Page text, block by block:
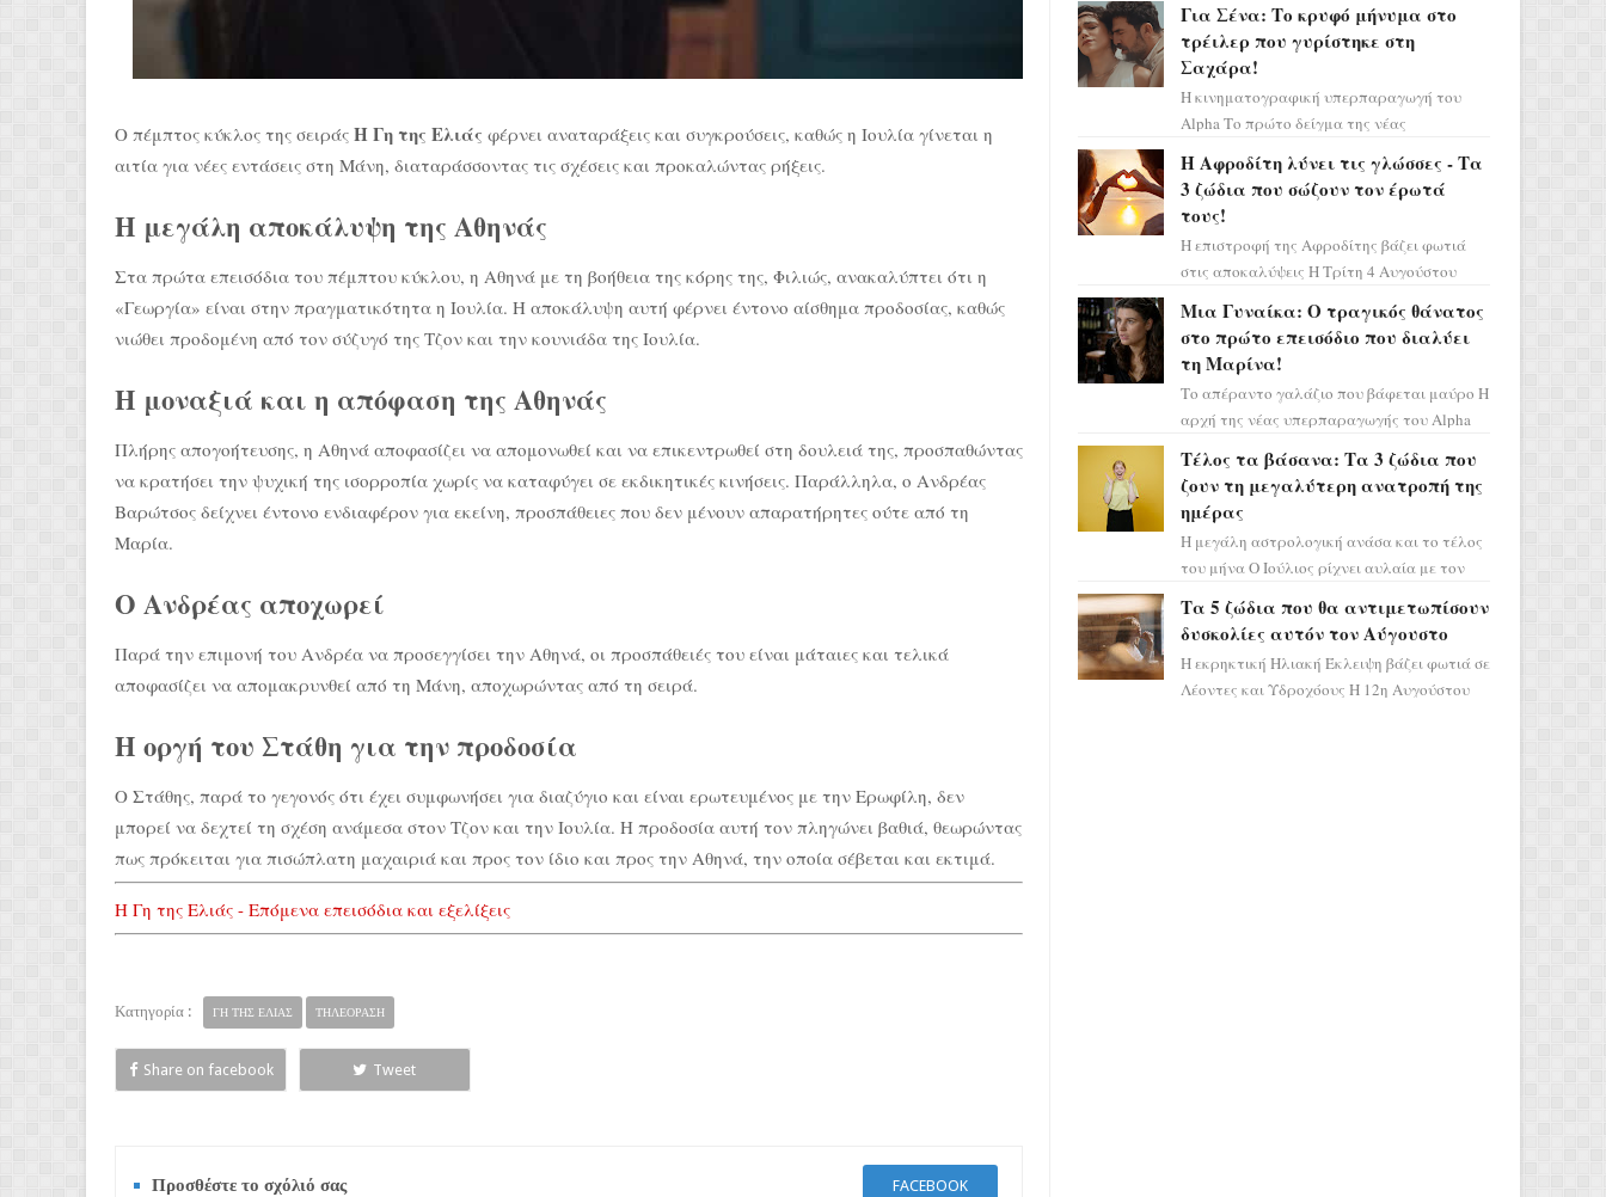
Ο πέμπτος κύκλος της σειράς Η Γη της Ελιάς φέρνει αναταράξεις και συγκρούσεις, καθώς η Ιουλία γίνεται η
αιτία για νέες εντάσεις στη Μάνη, διαταράσσοντας τις σχέσεις και προκαλώντας ρήξεις.
Η μεγάλη αποκάλυψη της Αθηνάς
Στα πρώτα επεισόδια του πέμπτου κύκλου, η Αθηνά με τη βοήθεια της κόρης της, Φιλιώς, ανακαλύπτει ότι η
«Γεωργία» είναι στην πραγματικότητα η Ιουλία. Η αποκάλυψη αυτή φέρνει έντονο αίσθημα προδοσίας, καθώς
νιώθει προδομένη από τον σύζυγό της Τζον και την κουνιάδα της Ιουλία.
Η μοναξιά και η απόφαση της Αθηνάς
Πλήρης απογοήτευσης, η Αθηνά αποφασίζει να απομονωθεί και να επικεντρωθεί στη δουλειά της, προσπαθώντας
να κρατήσει την ψυχική της ισορροπία χωρίς να καταφύγει σε εκδικητικές κινήσεις. Παράλληλα, ο Ανδρέας
Βαρώτσος δείχνει έντονο ενδιαφέρον για εκείνη, προσπάθειες που δεν μένουν απαρατήρητες ούτε από τη
Μαρία.
Ο Ανδρέας αποχωρεί
Παρά την επιμονή του Ανδρέα να προσεγγίσει την Αθηνά, οι προσπάθειές του είναι μάταιες και τελικά
αποφασίζει να απομακρυνθεί από τη Μάνη, αποχωρώντας από τη σειρά.
Η οργή του Στάθη για την προδοσία
Ο Στάθης, παρά το γεγονός ότι έχει συμφωνήσει για διαζύγιο και είναι ερωτευμένος με την Ερωφίλη, δεν
μπορεί να δεχτεί τη σχέση ανάμεσα στον Τζον και την Ιουλία. Η προδοσία αυτή τον πληγώνει βαθιά, θεωρώντας
πως πρόκειται για πισώπλατη μαχαιριά και προς τον ίδιο και προς την Αθηνά, την οποία σέβεται και εκτιμά.
Η Γη της Ελιάς - Επόμενα επεισόδια και εξελίξεις
Κατηγορία : ΓΗ ΤΗΣ ΕΛΙΑΣ ΤΗΛΕΟΡΑΣΗ
Share on facebook Tweet
Προσθέστε το σχόλιό σας FACEBOOK
πάρετε μια βαθιά α...
Για Σένα: Το κρυφό μήνυμα στο
τρέιλερ που γυρίστηκε στη
Σαχάρα!
Η κινηματογραφική υπερπαραγωγή του
Alpha Το πρώτο δείγμα της νέας
η αισθητική του ξεπερνά κάθε π...
Η Αφροδίτη λύνει τις γλώσσες - Τα
3 ζώδια που σώζουν τον έρωτά
τους!
Η επιστροφή της Αφροδίτης βάζει φωτιά
στις αποκαλύψεις Η Τρίτη 4 Αυγούστου
ορόσημο, καθώς η Αφροδίτη πρ...
Μια Γυναίκα: Ο τραγικός θάνατος
στο πρώτο επεισόδιο που διαλύει
τη Μαρίνα!
Το απέραντο γαλάζιο που βάφεται μαύρο Η
αρχή της νέας υπερπαραγωγής του Alpha
πλημμυρισμένο από...
Τέλος τα βάσανα: Τα 3 ζώδια που
ζουν τη μεγαλύτερη ανατροπή της
ημέρας
Η μεγάλη αστρολογική ανάσα και το τέλος
του μήνα Ο Ιούλιος ρίχνει αυλαία με τον
περνάει στο ζώδιο τω...
Τα 5 ζώδια που θα αντιμετωπίσουν
δυσκολίες αυτόν τον Αύγουστο
Η εκρηκτική Ηλιακή Έκλειψη βάζει φωτιά σε
Λέοντες και Υδροχόους Η 12η Αυγούστου